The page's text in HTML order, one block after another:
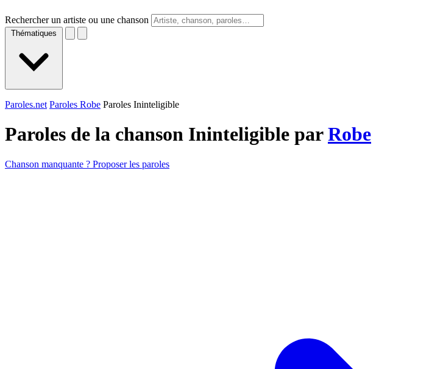
Rechercher un artiste ou une chanson
Thématiques
Paroles.net Paroles Robe Paroles Ininteligible
Paroles de la chanson Ininteligible parRobe
Chanson manquante ? Proposer les paroles